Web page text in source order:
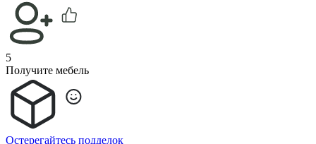
5
Получите мебель
Остерегайтесь подделок